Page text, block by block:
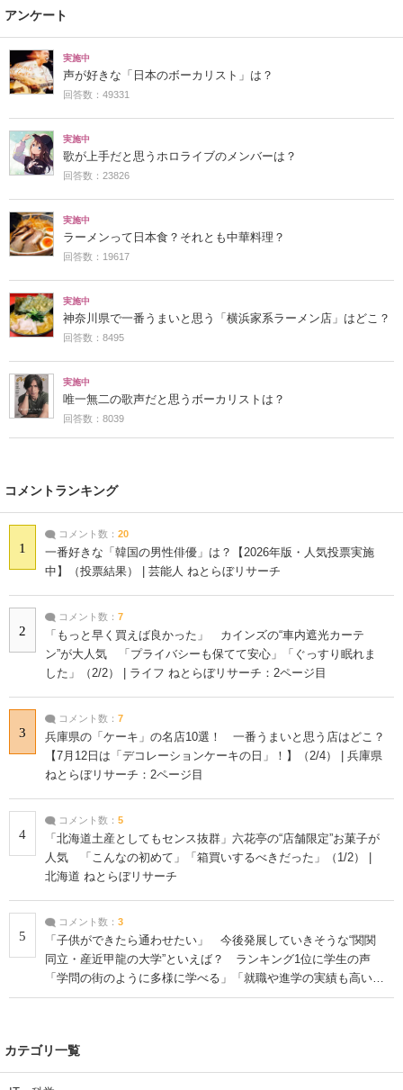
アンケート
実施中
声が好きな「日本のボーカリスト」は？
回答数：49331
実施中
歌が上手だと思うホロライブのメンバーは？
回答数：23826
実施中
ラーメンって日本食？それとも中華料理？
回答数：19617
実施中
神奈川県で一番うまいと思う「横浜家系ラーメン店」はどこ？
回答数：8495
実施中
唯一無二の歌声だと思うボーカリストは？
回答数：8039
コメントランキング
1
コメント数： 20
一番好きな「韓国の男性俳優」は？【2026年版・人気投票実施
中】（投票結果） | 芸能人 ねとらぼリサーチ
2
コメント数： 7
「もっと早く買えば良かった」 カインズの“車内遮光カーテ
ン”が大人気 「プライバシーも保てて安心」「ぐっすり眠れま
した」（2/2） | ライフ ねとらぼリサーチ：2ページ目
3
コメント数： 7
兵庫県の「ケーキ」の名店10選！ 一番うまいと思う店はどこ？
【7月12日は「デコレーションケーキの日」！】（2/4） | 兵庫県
ねとらぼリサーチ：2ページ目
4
コメント数： 5
「北海道土産としてもセンス抜群」六花亭の“店舗限定”お菓子が
人気 「こんなの初めて」「箱買いするべきだった」（1/2） |
北海道 ねとらぼリサーチ
5
コメント数： 3
「子供ができたら通わせたい」 今後発展していきそうな“関関
同立・産近甲龍の大学”といえば？ ランキング1位に学生の声
「学問の街のように多様に学べる」「就職や進学の実績も高い」
| 大学 ねとらぼリサーチ
カテゴリ一覧